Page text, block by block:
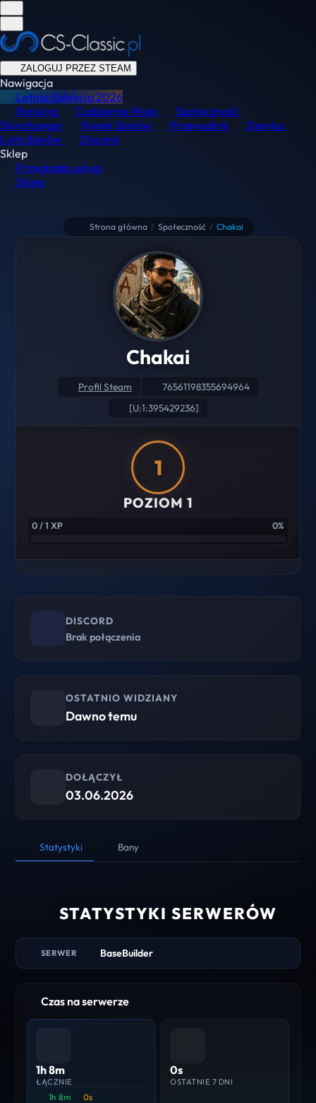
ZALOGUJ PRZEZ STEAM
Nawigacja
Letnia Kolekcja2026
Ranking
Codzienne Misje
Społeczność
Skinchanger
Rynek Skinów Przewodnik
Demka
Lista Banów
Discord
Sklep
Przeglądaj usługi
Sklep
Strona główna / Społeczność / Chakai
Chakai
Profil Steam
76561198355694964
[U:1:395429236]
1
POZIOM 1
0 / 1 XP 0%
DISCORD
Brak połączenia
OSTATNIO WIDZIANY
Dawno temu
DOŁĄCZYŁ
03.06.2026
Statystyki Bany
STATYSTYKI SERWERÓW
SERWER BaseBuilder
Czas na serwerze
1h 8m
ŁĄCZNIE
1h 8m 0s
0s
OSTATNIE 7 DNI